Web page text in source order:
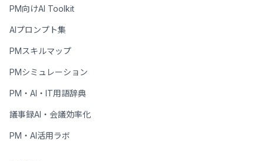
PM向けAI Toolkit
AIプロンプト集
PMスキルマップ
PMシミュレーション
PM・AI・IT用語辞典
議事録AI・会議効率化
PM・AI活用ラボ